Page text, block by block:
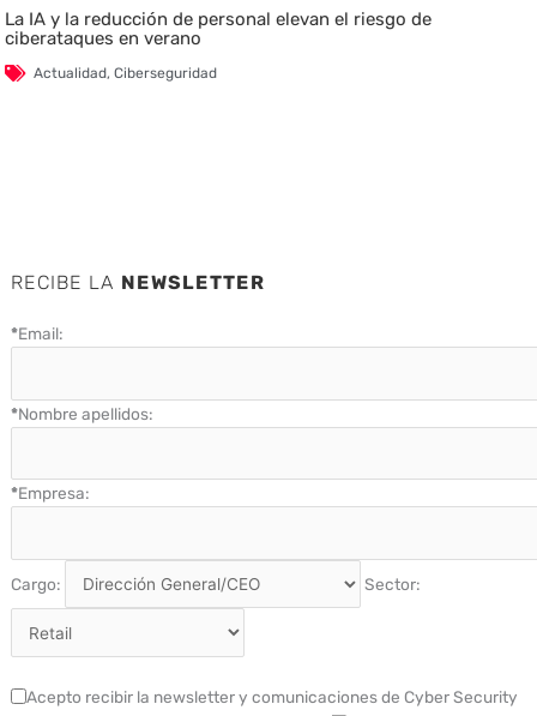
La IA y la reducción de personal elevan el riesgo de
ciberataques en verano
Actualidad,Ciberseguridad
RECIBE LA NEWSLETTER
*Email:
*Nombre apellidos:
*Empresa:
Cargo: Sector:
Acepto recibir la newsletter y comunicaciones de Cyber Security